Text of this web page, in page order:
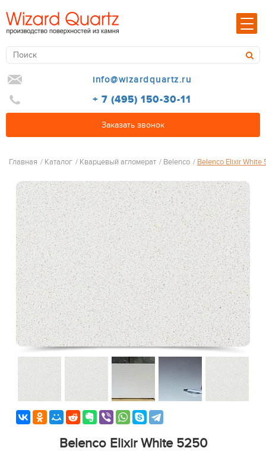
info@wizardquartz.ru
+ 7 (495) 150-30-11
Заказать звонок
Главная / Каталог / Кварцевый агломерат / Belenco / Belenco Elixir White
Belenco Elixir White 5250